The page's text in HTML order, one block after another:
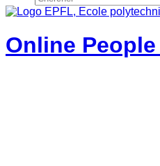
Online